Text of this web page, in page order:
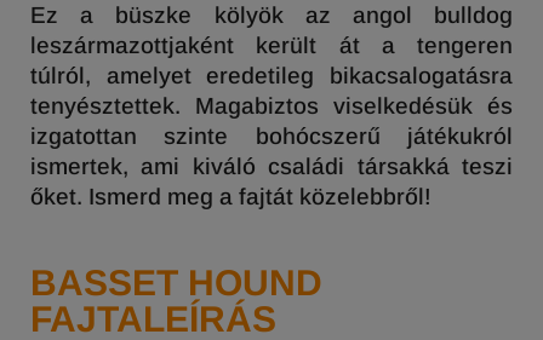
Ez a büszke kölyök az angol bulldog
leszármazottjaként került át a tengeren
túlról, amelyet eredetileg bikacsalogatásra
tenyésztettek. Magabiztos viselkedésük és
izgatottan szinte bohócszerű játékukról
ismertek, ami kiváló családi társakká teszi
őket. Ismerd meg a fajtát közelebbről!
BASSET HOUND
FAJTALEÍRÁS